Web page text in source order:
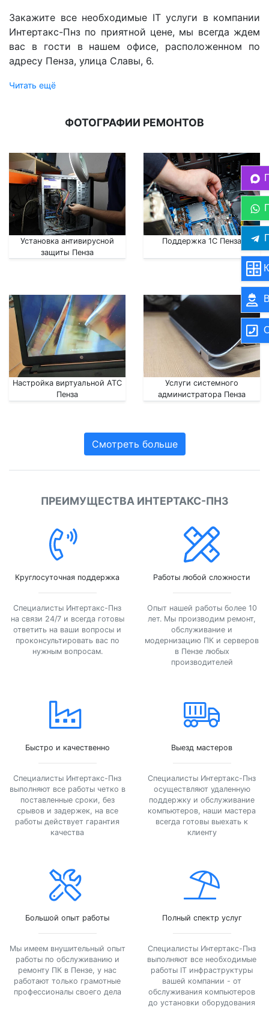
Закажите все необходимые IT услуги в компании
Интертакс-Пнз по приятной цене, мы всегда ждем
вас в гости в нашем офисе, расположенном по
адресу Пенза, улица Славы, 6.
Читать ещё
ФОТОГРАФИИ РЕМОНТОВ
Установка антивирусной
защиты Пенза
Поддержка 1С Пенза
Настройка виртуальной АТС
Пенза
Услуги системного
администратора Пенза
Смотреть больше
ПРЕИМУЩЕСТВА ИНТЕРТАКС-ПНЗ
Круглосуточная поддержка
Специалисты Интертакс-Пнз
на связи 24/7 и всегда готовы
ответить на ваши вопросы и
проконсультировать вас по
нужным вопросам.
Работы любой сложности
Опыт нашей работы более 10
лет. Мы производим ремонт,
обслуживание и
модернизацию ПК и серверов
в Пензе любых
производителей
Быстро и качественно
Специалисты Интертакс-Пнз
выполняют все работы четко в
поставленные сроки, без
срывов и задержек, на все
работы действует гарантия
качества
Выезд мастеров
Специалисты Интертакс-Пнз
осуществляют удаленную
поддержку и обслуживание
компьютеров, наши мастера
всегда готовы выехать к
клиенту
Большой опыт работы
Мы имеем внушительный опыт
работы по обслуживанию и
ремонту ПК в Пензе, у нас
работают только грамотные
профессионалы своего дела
Полный спектр услуг
Специалисты Интертакс-Пнз
выполняют все необходимые
работы IT инфраструктуры
вашей компании - от
обслуживания компьютеров
до установки оборудования